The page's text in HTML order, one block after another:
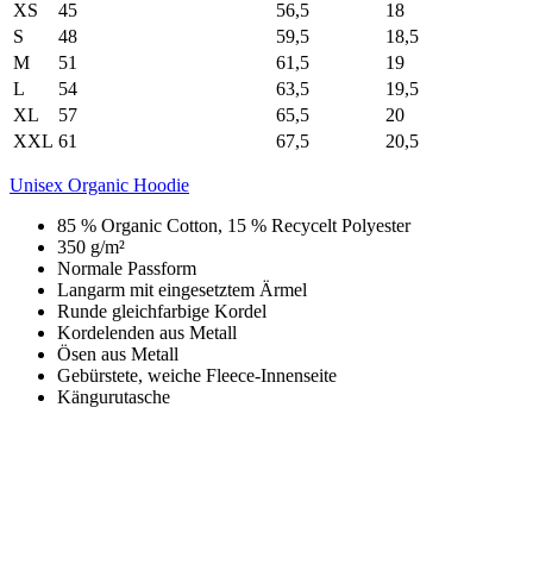
XS
45 56,5
18
S
48 59,5
18,5
M
51 61,5
19
L
54 63,5
19,5
XL
57 65,5
20
XXL 61 67,5 20,5
Unisex Organic Hoodie
85 % Organic Cotton, 15 % Recycelt Polyester
350 g/m²
Normale Passform
Langarm mit eingesetztem Ärmel
Runde gleichfarbige Kordel
Kordelenden aus Metall
Ösen aus Metall
Gebürstete, weiche Fleece-Innenseite
Kängurutasche